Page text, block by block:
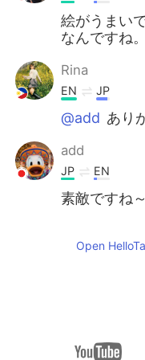
絵がうまい
なんですね。
Rina
EN JP
@add あり
add
JP EN
素敵ですね
Open